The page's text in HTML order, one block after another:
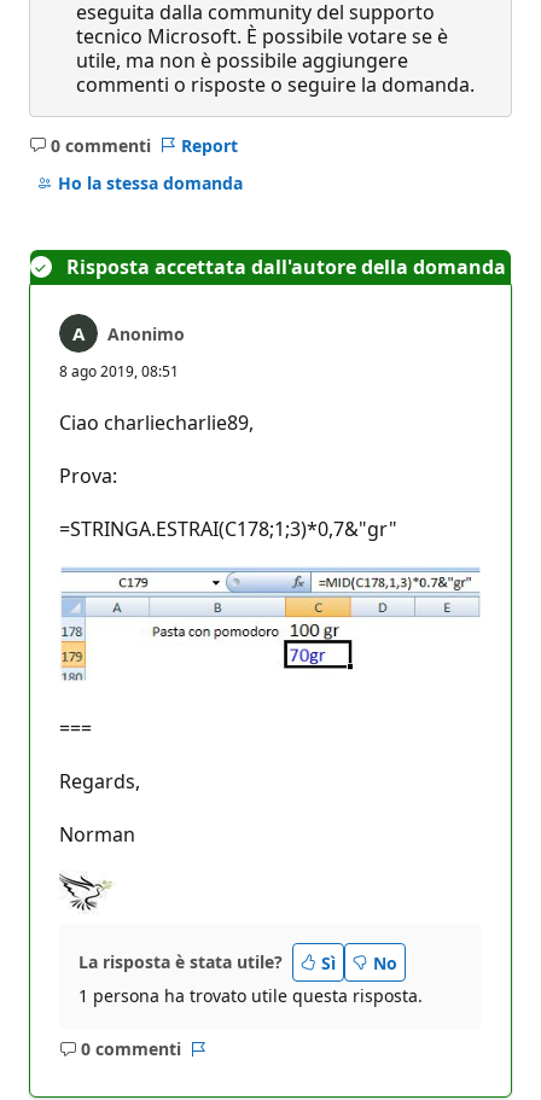
eseguita dalla community del supporto
tecnico Microsoft. È possibile votare se è
utile, ma non è possibile aggiungere
commenti o risposte o seguire la domanda.
0 commenti
Nessun
commento
Report
Ho la stessa domanda
Risposta accettata dall'autore della domanda
Anonimo
8 ago 2019, 08:51
Ciao charliecharlie89,
Prova:
=STRINGA.ESTRAI(C178;1;3)*0,7&"gr"
===
Regards,
Norman
La risposta è stata utile? Sì
No
1 persona ha trovato utile questa risposta.
0 commenti
Nessun
Report